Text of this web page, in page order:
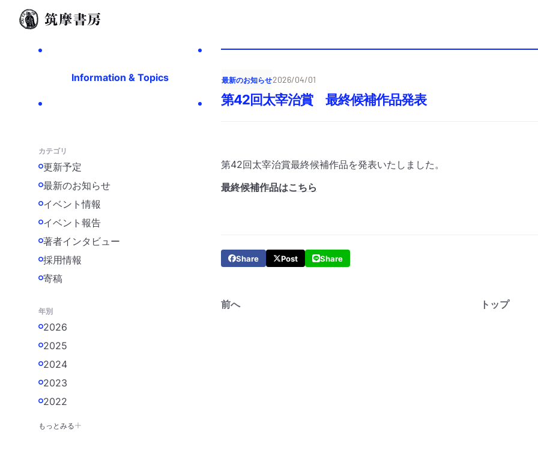
Information & Topics
カテゴリ
更新予定
最新のお知らせ
イベント情報
イベント報告
著者インタビュー
採用情報
寄稿
年別
2026
2025
2024
2023
2022
もっとみる
最新のお知らせ2026/04/01
第42回太宰治賞 最終候補作品発表
第42回太宰治賞最終候補作品を発表いたしました。
最終候補作品はこちら
Share Post Share
前へ トップ